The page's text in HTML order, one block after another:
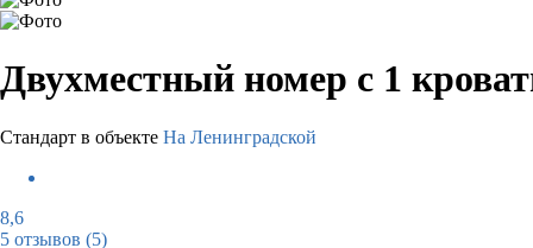
Двухместный номер с 1
Стандарт в объекте На Ленинградской
8,6
5 отзывов (5)